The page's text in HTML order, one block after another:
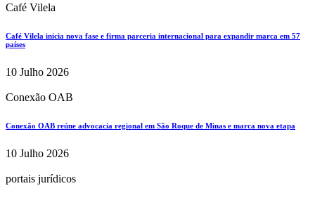
Café Vilela
Café Vilela inicia nova fase e firma parceria internacional para expandir marca em 57
países
10 Julho 2026
Conexão OAB
Conexão OAB reúne advocacia regional em São Roque de Minas e marca nova etapa
10 Julho 2026
portais jurídicos